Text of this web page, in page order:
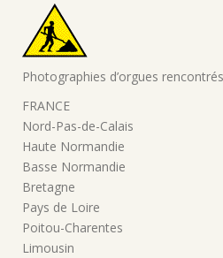
Photographies d’orgues
FRANCE
Nord-Pas-de-Calais
Haute Normandie
Basse Normandie
Bretagne
Pays de Loire
Poitou-Charentes
Limousin